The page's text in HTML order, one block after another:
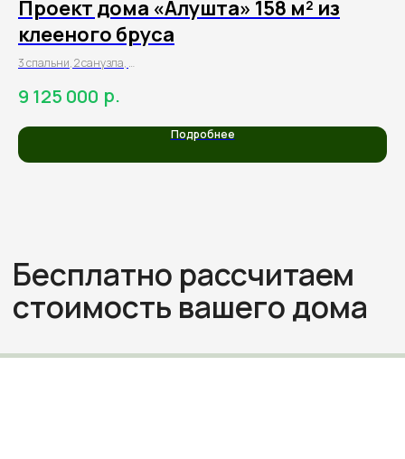
Проект дома «Алушта» 158 м² из
клееного бруса
3 спальни, 2 санузла,
терраса
9 125 000 р.
Подробнее